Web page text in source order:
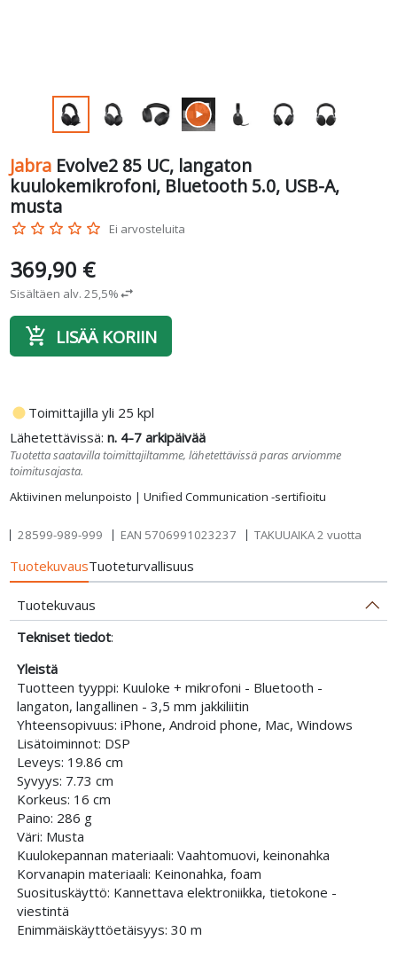
Jabra Evolve2 85 UC, langaton
kuulokemikrofoni, Bluetooth 5.0, USB-A,
musta
star_border star_border star_border star_border star_border Ei arvosteluita
Aktiivinen melunpoisto | Unified Communication -sertifioitu
369,90 €
Sisältäen alv. 25,5%swap_horiz
add_shopping_cart LISÄÄ KORIIN
fiber_manual_record Toimittajilla yli 25 kpl
Lähetettävissä:n. 4-7 arkipäivää
Tuotetta saatavilla toimittajiltamme, lähetettävissä paras arviomme
toimitusajasta.
28599-989-999 EAN 5706991023237 TAKUUAIKA 2 vuotta
TuotekuvausTuoteturvallisuus
Tuotekuvaus
Tekniset tiedot:
Yleistä
Tuotteen tyyppi: Kuuloke + mikrofoni - Bluetooth -
langaton, langallinen - 3,5 mm jakkiliitin
Yhteensopivuus: iPhone, Android phone, Mac, Windows
Lisätoiminnot: DSP
Leveys: 19.86 cm
Syvyys: 7.73 cm
Korkeus: 16 cm
Paino: 286 g
Väri: Musta
Kuulokepannan materiaali: Vaahtomuovi, keinonahka
Korvanapin materiaali: Keinonahka, foam
Suosituskäyttö: Kannettava elektroniikka, tietokone -
viestintä
Enimmäiskäyttöetäisyys: 30 m